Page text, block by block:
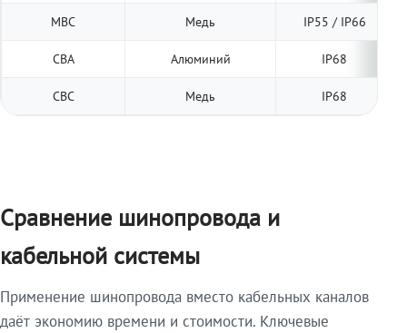
МВС Медь IP55 / IP66
СВА Алюминий IP68
СВС Медь IP68
Сравнение шинопровода и
кабельной системы
Применение шинопровода вместо кабельных каналов
даёт экономию времени и стоимости. Ключевые